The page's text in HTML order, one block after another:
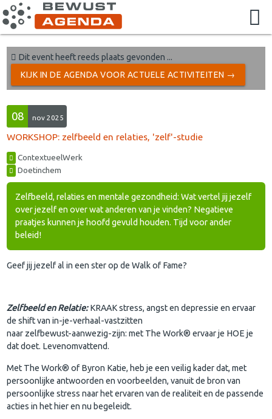
Dit event heeft reeds plaats gevonden ...
KIJK IN DE AGENDA VOOR ACTUELE ACTIVITEITEN →
08 nov 2025
WORKSHOP: zelfbeeld en relaties, 'zelf'-studie
ContextueelWerk
Doetinchem
Zelfbeeld, relaties en mentale gezondheid: Wat vertel jij jezelf
over jezelf en over wat anderen van je vinden? Negatieve
praatjes kunnen je hoofd gevuld houden. Tijd voor ander
beleid!
Geef jij jezelf al in een ster op de Walk of Fame?
Zelfbeeld en Relatie:KRAAK stress, angst en depressie en ervaar
de shift van in-je-verhaal-vastzitten
naar zelfbewust-aanwezig-zijn: met The Work® ervaar je HOE je
dat doet. Levenomvattend.
Met The Work® of Byron Katie, heb je een veilig kader dat, met
persoonlijke antwoorden en voorbeelden, vanuit de bron van
persoonlijke stress naar het ervaren van de realiteit en de passende
acties in het hier en nu begeleidt.